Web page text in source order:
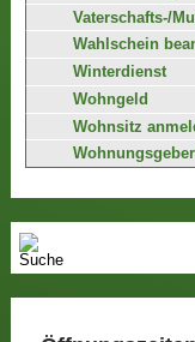
Vaterschafts-/
Wahlschein
Winterdienst
Wohngeld
Wohnsitz